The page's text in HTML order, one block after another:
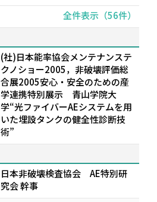
全件表示（56件）
(社)日本能率協会メンテナンステ
クノショー2005，非破壊評価総
合展2005安心・安全のための産
学連携特別展示 青山学院大
学“光ファイバーAEシステムを用
いた埋設タンクの健全性診断技
術”
日本非破壊検査協会 AE特別研
究会 幹事